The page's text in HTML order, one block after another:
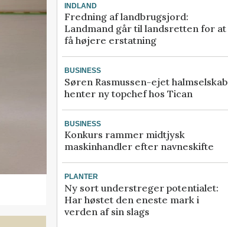
INDLAND
Fredning af landbrugsjord:
Landmand går til landsretten for at
få højere erstatning
BUSINESS
Søren Rasmussen-ejet halmselskab
henter ny topchef hos Tican
BUSINESS
Konkurs rammer midtjysk
maskinhandler efter navneskifte
PLANTER
Ny sort understreger potentialet:
Har høstet den eneste mark i
verden af sin slags